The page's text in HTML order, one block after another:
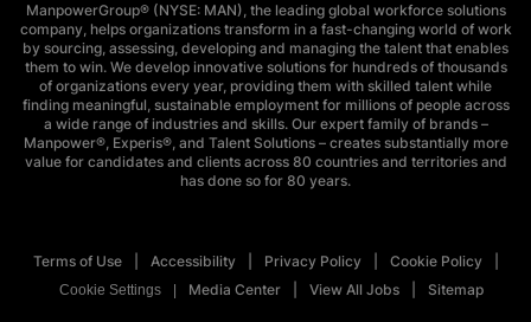
ManpowerGroup® (NYSE: MAN), the leading global workforce solutions
company, helps organizations transform in a fast-changing world of work
by sourcing, assessing, developing and managing the talent that enables
them to win. We develop innovative solutions for hundreds of thousands
of organizations every year, providing them with skilled talent while
finding meaningful, sustainable employment for millions of people across
a wide range of industries and skills. Our expert family of brands –
Manpower®, Experis®, and Talent Solutions – creates substantially more
value for candidates and clients across 80 countries and territories and
has done so for 80 years.
Terms of Use Accessibility Privacy Policy Cookie Policy
Cookie Settings Media Center View All Jobs Sitemap